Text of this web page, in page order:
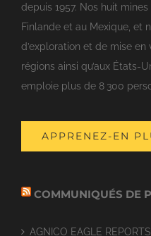
depuis 1957. Nos huit
Finlande et au Mexique, et
d’exploration et de mise
régions ainsi qu’aux États-
emploie plus de 8 300
APPRENEZ-EN
COMMUNIQUÉS DE
AGNICO EAGLE